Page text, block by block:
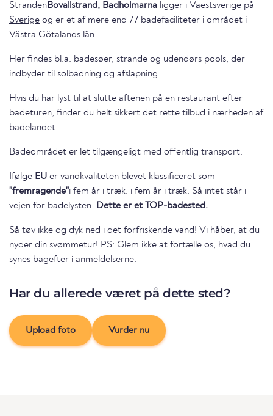
StrandenBovallstrand, Badholmarna ligger i Vaestsverige på
Sverige og er et af mere end 77 badefaciliteter i området i
Västra Götalands län.
Her findes bl.a. badesøer, strande og udendørs pools, der
indbyder til solbadning og afslapning.
Hvis du har lyst til at slutte aftenen på en restaurant efter
badeturen, finder du helt sikkert det rette tilbud i nærheden af
badelandet.
Badeområdet er let tilgængeligt med offentlig transport.
Ifølge EU er vandkvaliteten blevet klassificeret som
"fremragende"i fem år i træk. i fem år i træk. Så intet står i
vejen for badelysten. Dette er et TOP-badested.
Så tøv ikke og dyk ned i det forfriskende vand! Vi håber, at du
nyder din svømmetur! PS: Glem ikke at fortælle os, hvad du
synes bagefter i anmeldelserne.
Har du allerede været på dette sted?
Upload foto Vurder nu